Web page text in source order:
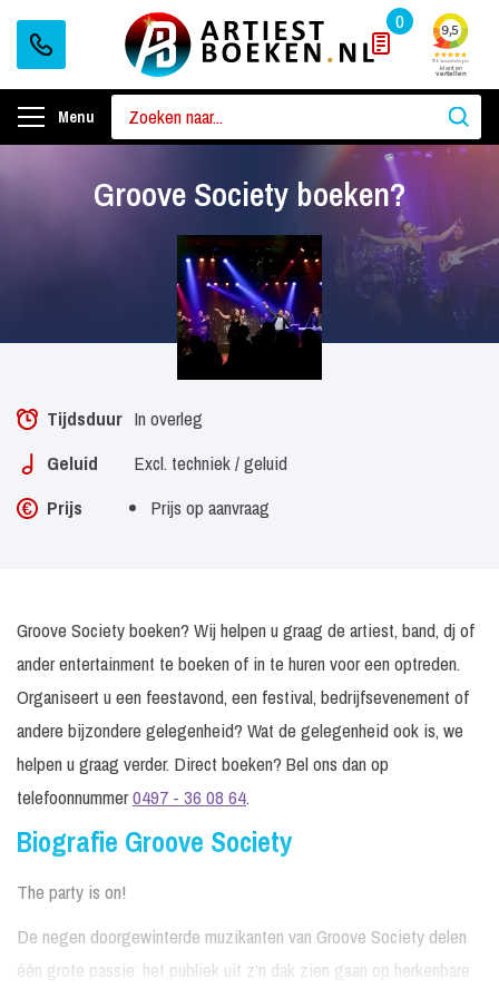
0
Menu
Groove Society boeken?
Tijdsduur In overleg
Geluid
Excl. techniek / geluid
Prijs
Prijs op aanvraag
Groove Society boeken? Wij helpen u graag de artiest, band, dj of
ander entertainment te boeken of in te huren voor een optreden.
Organiseert u een feestavond, een festival, bedrijfsevenement of
andere bijzondere gelegenheid? Wat de gelegenheid ook is, we
helpen u graag verder. Direct boeken? Bel ons dan op
telefoonnummer0497 - 36 08 64.
Biografie Groove Society
The party is on!
De negen doorgewinterde muzikanten van Groove Society delen
één grote passie: het publiek uit z'n dak zien gaan op herkenbare